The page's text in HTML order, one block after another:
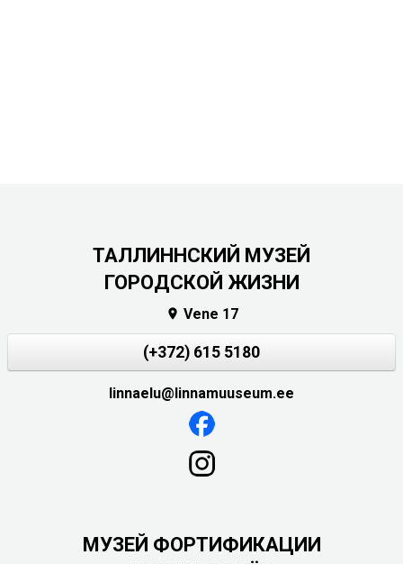
ТАЛЛИННСКИЙ МУЗЕЙ
ГОРОДСКОЙ ЖИЗНИ
 Vene 17
(+372) 615 5180
linnaelu@linnamuuseum.ee
МУЗЕЙ ФОРТИФИКАЦИИ